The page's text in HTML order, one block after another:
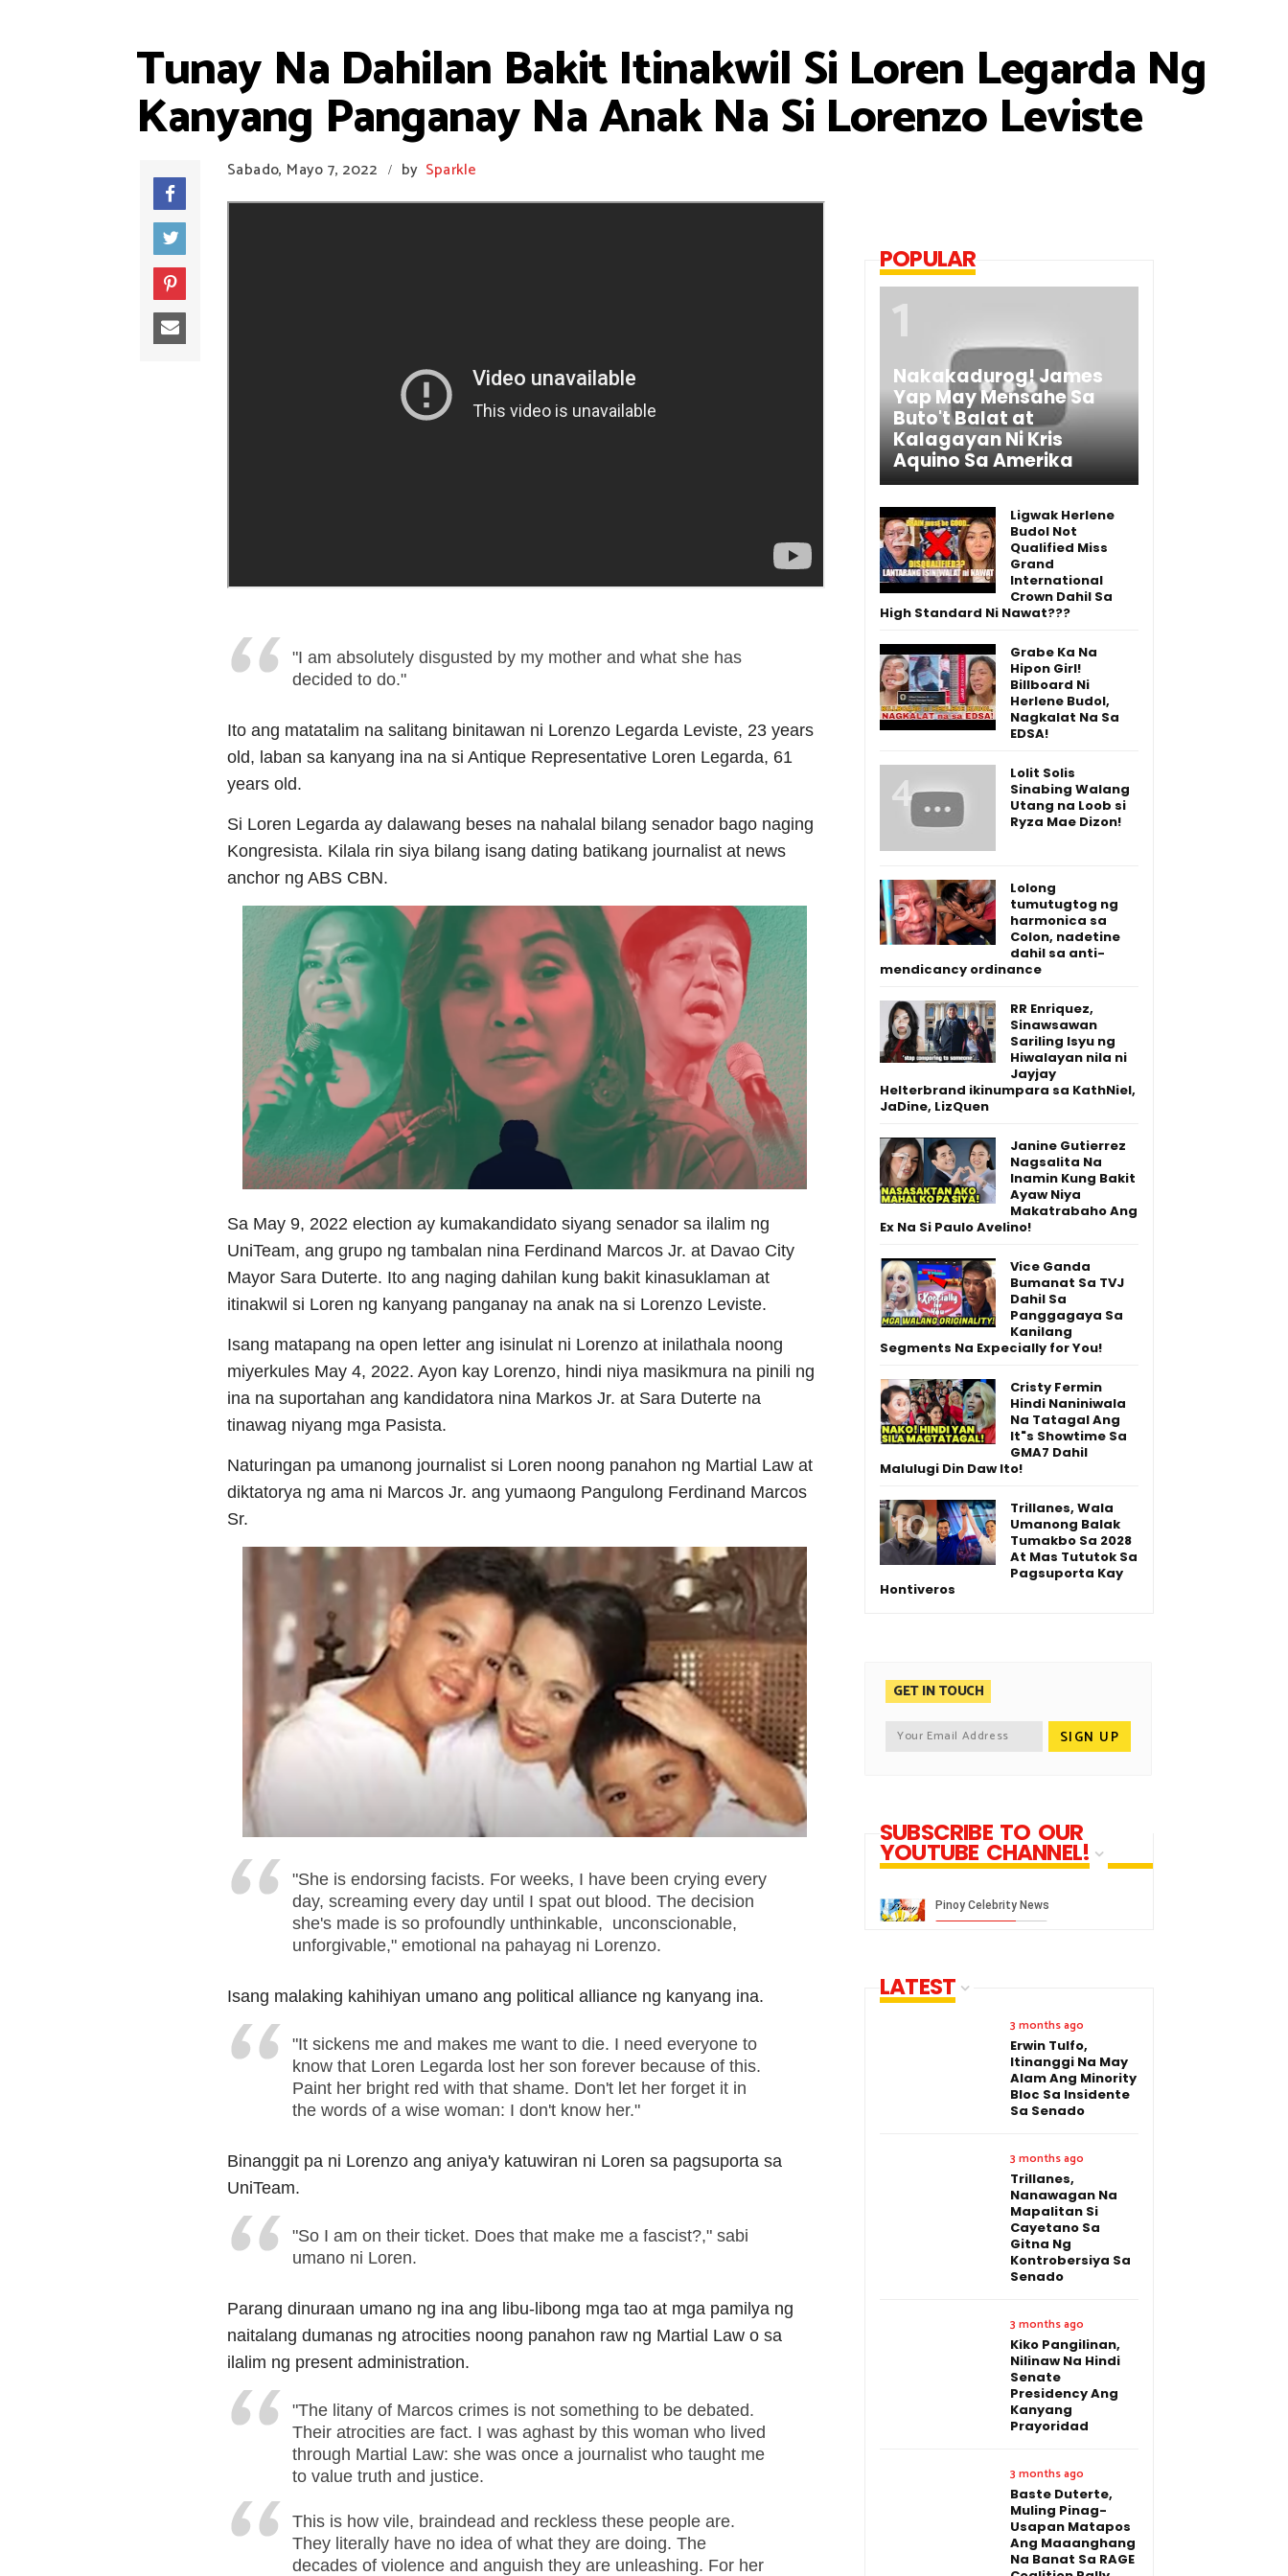
Tunay Na Dahilan Bakit Itinakwil Si Loren Legarda Ng
Kanyang Panganay Na Anak Na Si Lorenzo Leviste
Sabado, Mayo 7, 2022 / by Sparkle
"I am absolutely disgusted by my mother and what she has
decided to do."
Ito ang matatalim na salitang binitawan ni Lorenzo Legarda Leviste, 23 years
old, laban sa kanyang ina na si Antique Representative Loren Legarda, 61
years old.
Si Loren Legarda ay dalawang beses na nahalal bilang senador bago naging
Kongresista. Kilala rin siya bilang isang dating batikang journalist at news
anchor ng ABS CBN.
Sa May 9, 2022 election ay kumakandidato siyang senador sa ilalim ng
UniTeam, ang grupo ng tambalan nina Ferdinand Marcos Jr. at Davao City
Mayor Sara Duterte. Ito ang naging dahilan kung bakit kinasuklaman at
itinakwil si Loren ng kanyang panganay na anak na si Lorenzo Leviste.
Isang matapang na open letter ang isinulat ni Lorenzo at inilathala noong
miyerkules May 4, 2022. Ayon kay Lorenzo, hindi niya masikmura na pinili ng
ina na suportahan ang kandidatora nina Markos Jr. at Sara Duterte na
tinawag niyang mga Pasista.
Naturingan pa umanong journalist si Loren noong panahon ng Martial Law at
diktatorya ng ama ni Marcos Jr. ang yumaong Pangulong Ferdinand Marcos
Sr.
"She is endorsing facists. For weeks, I have been crying every
day, screaming every day until I spat out blood. The decision
she's made is so profoundly unthinkable, unconscionable,
unforgivable," emotional na pahayag ni Lorenzo.
Isang malaking kahihiyan umano ang political alliance ng kanyang ina.
"It sickens me and makes me want to die. I need everyone to
know that Loren Legarda lost her son forever because of this.
Paint her bright red with that shame. Don't let her forget it in
the words of a wise woman: I don't know her."
Binanggit pa ni Lorenzo ang aniya'y katuwiran ni Loren sa pagsuporta sa
UniTeam.
"So I am on their ticket. Does that make me a fascist?," sabi
umano ni Loren.
Parang dinuraan umano ng ina ang libu-libong mga tao at mga pamilya ng
naitalang dumanas ng atrocities noong panahon raw ng Martial Law o sa
ilalim ng present administration.
"The litany of Marcos crimes is not something to be debated.
Their atrocities are fact. I was aghast by this woman who lived
through Martial Law: she was once a journalist who taught me
to value truth and justice.
This is how vile, braindead and reckless these people are.
They literally have no idea of what they are doing. The
decades of violence and anguish they are unleashing. For her
POPULAR
Nakakadurog! James
Yap May Mensahe Sa
Buto't Balat at
Kalagayan Ni Kris
Aquino Sa Amerika
Ligwak Herlene
Budol Not
Qualified Miss
Grand
International
Crown Dahil Sa
High Standard Ni Nawat???
Grabe Ka Na
Hipon Girl!
Billboard Ni
Herlene Budol,
Nagkalat Na Sa
EDSA!
Lolit Solis
Sinabing Walang
Utang na Loob si
Ryza Mae Dizon!
Lolong
tumutugtog ng
harmonica sa
Colon, nadetine
dahil sa anti-
mendicancy ordinance
RR Enriquez,
Sinawsawan
Sariling Isyu ng
Hiwalayan nila ni
Jayjay
Helterbrand ikinumpara sa KathNiel,
JaDine, LizQuen
Janine Gutierrez
Nagsalita Na
Inamin Kung Bakit
Ayaw Niya
Makatrabaho Ang
Ex Na Si Paulo Avelino!
Vice Ganda
Bumanat Sa TVJ
Dahil Sa
Panggagaya Sa
Kanilang
Segments Na Expecially for You!
Cristy Fermin
Hindi Naniniwala
Na Tatagal Ang
It"s Showtime Sa
GMA7 Dahil
Malulugi Din Daw Ito!
Trillanes, Wala
Umanong Balak
Tumakbo Sa 2028
At Mas Tututok Sa
Pagsuporta Kay
Hontiveros
GET IN TOUCH
SUBSCRIBE TO OUR
YOUTUBE CHANNEL!
LATEST
3 months ago
Erwin Tulfo,
Itinanggi Na May
Alam Ang Minority
Bloc Sa Insidente
Sa Senado
3 months ago
Trillanes,
Nanawagan Na
Mapalitan Si
Cayetano Sa
Gitna Ng
Kontrobersiya Sa
Senado
3 months ago
Kiko Pangilinan,
Nilinaw Na Hindi
Senate
Presidency Ang
Kanyang
Prayoridad
3 months ago
Baste Duterte,
Muling Pinag-
Usapan Matapos
Ang Maaanghang
Na Banat Sa RAGE